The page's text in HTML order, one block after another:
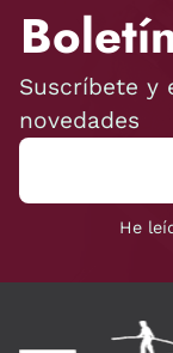
Suscríbete y
novedades
He